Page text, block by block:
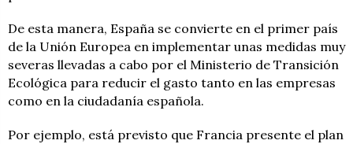
De esta manera, España se convierte en el primer país
de la Unión Europea en implementar unas medidas muy
severas llevadas a cabo por el Ministerio de Transición
Ecológica para reducir el gasto tanto en las empresas
como en la ciudadanía española.
Por ejemplo, está previsto que Francia presente el plan